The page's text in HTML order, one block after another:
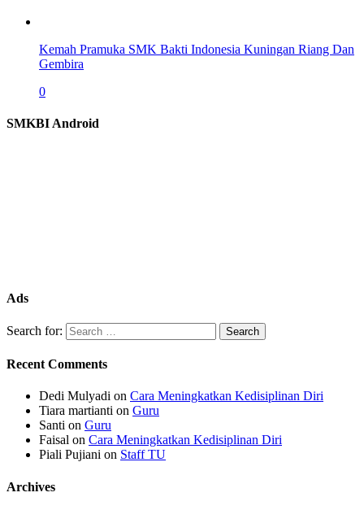
Kemah Pramuka SMK Bakti Indonesia Kuningan Riang Dan
Gembira
0
SMKBI Android
Ads
Search for:
Recent Comments
Dedi Mulyadi on Cara Meningkatkan Kedisiplinan Diri
Tiara martianti on Guru
Santi on Guru
Faisal on Cara Meningkatkan Kedisiplinan Diri
Piali Pujiani on Staff TU
Archives